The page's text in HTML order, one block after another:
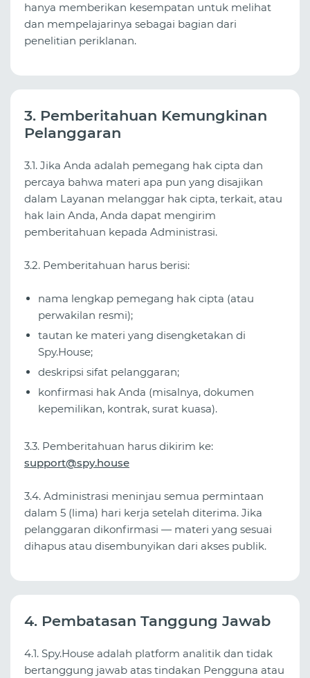
hanya memberikan kesempatan untuk melihat
dan mempelajarinya sebagai bagian dari
penelitian periklanan.
3. Pemberitahuan Kemungkinan
Pelanggaran
3.1. Jika Anda adalah pemegang hak cipta dan
percaya bahwa materi apa pun yang disajikan
dalam Layanan melanggar hak cipta, terkait, atau
hak lain Anda, Anda dapat mengirim
pemberitahuan kepada Administrasi.
3.2. Pemberitahuan harus berisi:
nama lengkap pemegang hak cipta (atau
perwakilan resmi);
tautan ke materi yang disengketakan di
Spy.House;
deskripsi sifat pelanggaran;
konfirmasi hak Anda (misalnya, dokumen
kepemilikan, kontrak, surat kuasa).
3.3. Pemberitahuan harus dikirim ke:
support@spy.house
3.4. Administrasi meninjau semua permintaan
dalam 5 (lima) hari kerja setelah diterima. Jika
pelanggaran dikonfirmasi — materi yang sesuai
dihapus atau disembunyikan dari akses publik.
4. Pembatasan Tanggung Jawab
4.1. Spy.House adalah platform analitik dan tidak
bertanggung jawab atas tindakan Pengguna atau